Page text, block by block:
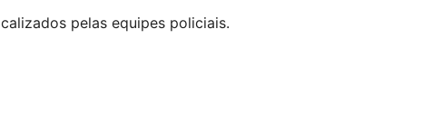
pelas equipes policiais.